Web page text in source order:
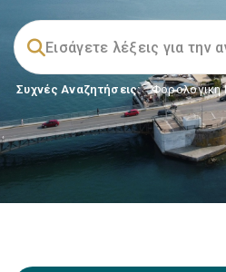
Συχνές Αναζητήσεις: Φορολογικη